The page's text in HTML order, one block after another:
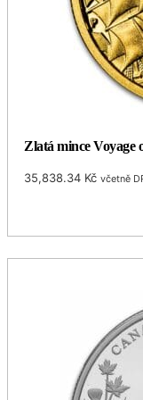
Zlatá mince Voyage
35,838.34 Kč včetně